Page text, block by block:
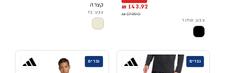
143.92 ₪
179.90 ₪
צבע: שחור
קצרה
צבע: בז
גברים גברים